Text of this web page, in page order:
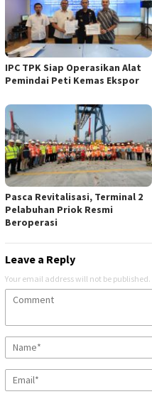
IPC TPK Siap Operasikan Alat
Pemindai Peti Kemas Ekspor
Pasca Revitalisasi, Terminal 2
Pelabuhan Priok Resmi
Beroperasi
Leave a Reply
Your email address will not be published.